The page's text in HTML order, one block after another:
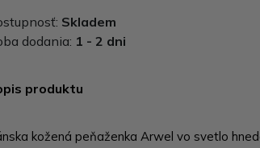
Skladem
dodania: 1 - 2 dni
produktu
kožená peňaženka Arwel vo svetlo